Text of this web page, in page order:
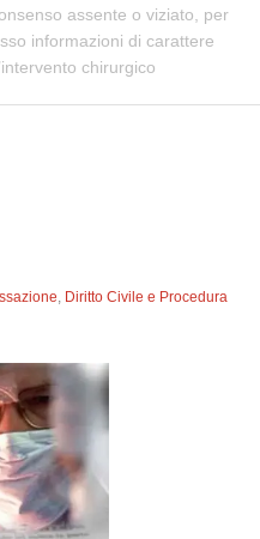
assente o viziato, per
informazioni di carattere
chirurgico
, Diritto Civile e Procedura